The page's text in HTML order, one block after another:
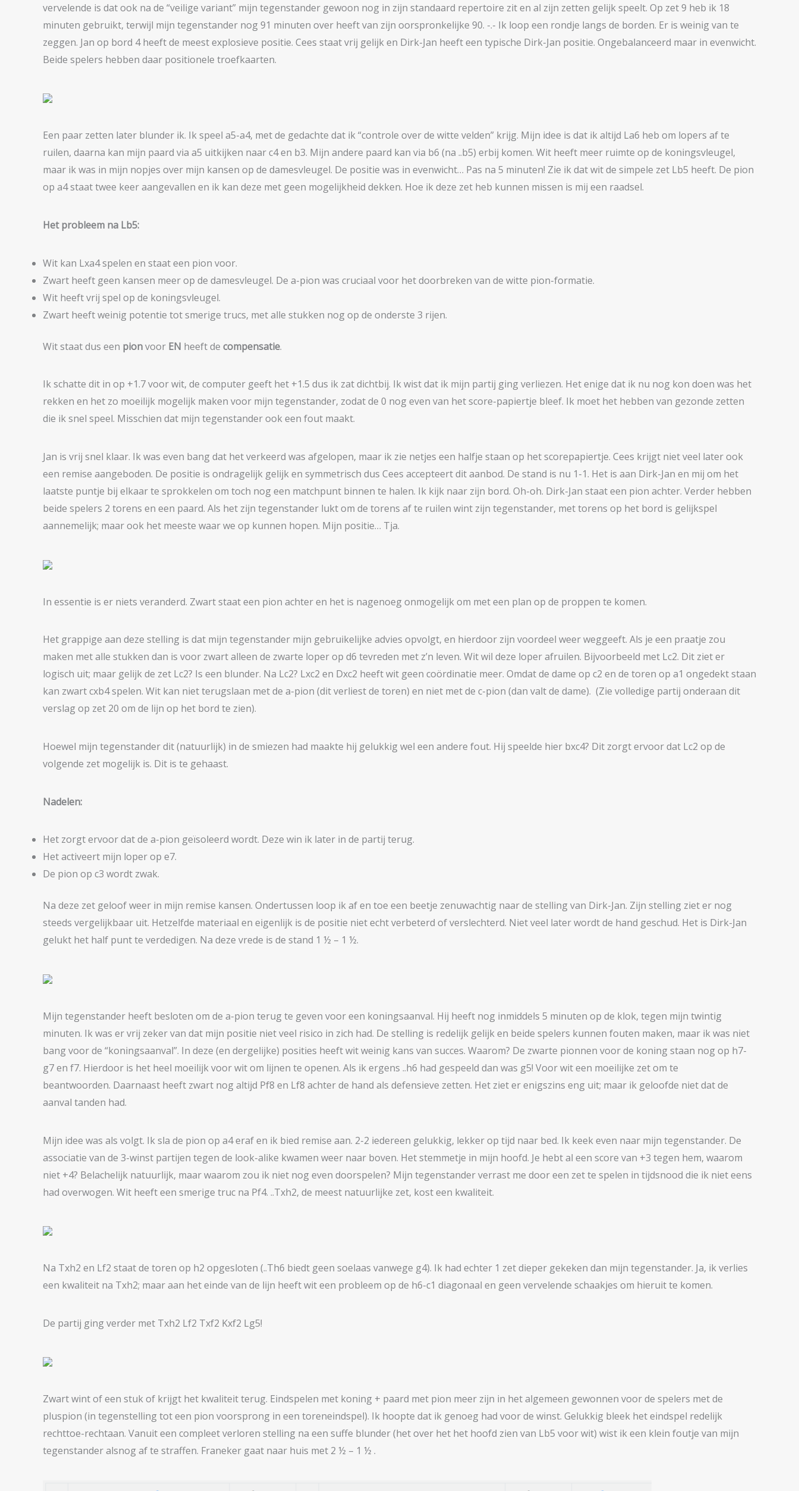
vervelende is dat ook na de “veilige variant” mijn tegenstander gewoon nog in zijn standaard repertoire zit en al zijn zetten gelijk speelt. Op zet 9 heb ik 18
minuten gebruikt, terwijl mijn tegenstander nog 91 minuten over heeft van zijn oorspronkelijke 90. -.- Ik loop een rondje langs de borden. Er is weinig van te
zeggen. Jan op bord 4 heeft de meest explosieve positie. Cees staat vrij gelijk en Dirk-Jan heeft een typische Dirk-Jan positie. Ongebalanceerd maar in evenwicht.
Beide spelers hebben daar positionele troefkaarten.
Een paar zetten later blunder ik. Ik speel a5-a4, met de gedachte dat ik “controle over de witte velden” krijg. Mijn idee is dat ik altijd La6 heb om lopers af te
ruilen, daarna kan mijn paard via a5 uitkijken naar c4 en b3. Mijn andere paard kan via b6 (na ..b5) erbij komen. Wit heeft meer ruimte op de koningsvleugel,
maar ik was in mijn nopjes over mijn kansen op de damesvleugel. De positie was in evenwicht… Pas na 5 minuten! Zie ik dat wit de simpele zet Lb5 heeft. De pion
op a4 staat twee keer aangevallen en ik kan deze met geen mogelijkheid dekken. Hoe ik deze zet heb kunnen missen is mij een raadsel.
Het probleem na Lb5:
Wit kan Lxa4 spelen en staat een pion voor.
Zwart heeft geen kansen meer op de damesvleugel. De a-pion was cruciaal voor het doorbreken van de witte pion-formatie.
Wit heeft vrij spel op de koningsvleugel.
Zwart heeft weinig potentie tot smerige trucs, met alle stukken nog op de onderste 3 rijen.
Wit staat dus een pionvoor EN heeft de compensatie.
Ik schatte dit in op +1.7 voor wit, de computer geeft het +1.5 dus ik zat dichtbij. Ik wist dat ik mijn partij ging verliezen. Het enige dat ik nu nog kon doen was het
rekken en het zo moeilijk mogelijk maken voor mijn tegenstander, zodat de 0 nog even van het score-papiertje bleef. Ik moet het hebben van gezonde zetten
die ik snel speel. Misschien dat mijn tegenstander ook een fout maakt.
Jan is vrij snel klaar. Ik was even bang dat het verkeerd was afgelopen, maar ik zie netjes een halfje staan op het scorepapiertje. Cees krijgt niet veel later ook
een remise aangeboden. De positie is ondragelijk gelijk en symmetrisch dus Cees accepteert dit aanbod. De stand is nu 1-1. Het is aan Dirk-Jan en mij om het
laatste puntje bij elkaar te sprokkelen om toch nog een matchpunt binnen te halen. Ik kijk naar zijn bord. Oh-oh. Dirk-Jan staat een pion achter. Verder hebben
beide spelers 2 torens en een paard. Als het zijn tegenstander lukt om de torens af te ruilen wint zijn tegenstander, met torens op het bord is gelijkspel
aannemelijk; maar ook het meeste waar we op kunnen hopen. Mijn positie… Tja.
In essentie is er niets veranderd. Zwart staat een pion achter en het is nagenoeg onmogelijk om met een plan op de proppen te komen.
Het grappige aan deze stelling is dat mijn tegenstander mijn gebruikelijke advies opvolgt, en hierdoor zijn voordeel weer weggeeft. Als je een praatje zou
maken met alle stukken dan is voor zwart alleen de zwarte loper op d6 tevreden met z’n leven. Wit wil deze loper afruilen. Bijvoorbeeld met Lc2. Dit ziet er
logisch uit; maar gelijk de zet Lc2? Is een blunder. Na Lc2? Lxc2 en Dxc2 heeft wit geen coördinatie meer. Omdat de dame op c2 en de toren op a1 ongedekt staan
kan zwart cxb4 spelen. Wit kan niet terugslaan met de a-pion (dit verliest de toren) en niet met de c-pion (dan valt de dame). (Zie volledige partij onderaan dit
verslag op zet 20 om de lijn op het bord te zien).
Hoewel mijn tegenstander dit (natuurlijk) in de smiezen had maakte hij gelukkig wel een andere fout. Hij speelde hier bxc4? Dit zorgt ervoor dat Lc2 op de
volgende zet mogelijk is. Dit is te gehaast.
Nadelen:
Het zorgt ervoor dat de a-pion geïsoleerd wordt. Deze win ik later in de partij terug.
Het activeert mijn loper op e7.
De pion op c3 wordt zwak.
Na deze zet geloof weer in mijn remise kansen. Ondertussen loop ik af en toe een beetje zenuwachtig naar de stelling van Dirk-Jan. Zijn stelling ziet er nog
steeds vergelijkbaar uit. Hetzelfde materiaal en eigenlijk is de positie niet echt verbeterd of verslechterd. Niet veel later wordt de hand geschud. Het is Dirk-Jan
gelukt het half punt te verdedigen. Na deze vrede is de stand 1 ½ – 1 ½.
Mijn tegenstander heeft besloten om de a-pion terug te geven voor een koningsaanval. Hij heeft nog inmiddels 5 minuten op de klok, tegen mijn twintig
minuten. Ik was er vrij zeker van dat mijn positie niet veel risico in zich had. De stelling is redelijk gelijk en beide spelers kunnen fouten maken, maar ik was niet
bang voor de “koningsaanval”. In deze (en dergelijke) posities heeft wit weinig kans van succes. Waarom? De zwarte pionnen voor de koning staan nog op h7-
g7 en f7. Hierdoor is het heel moeilijk voor wit om lijnen te openen. Als ik ergens ..h6 had gespeeld dan was g5! Voor wit een moeilijke zet om te
beantwoorden. Daarnaast heeft zwart nog altijd Pf8 en Lf8 achter de hand als defensieve zetten. Het ziet er enigszins eng uit; maar ik geloofde niet dat de
aanval tanden had.
Mijn idee was als volgt. Ik sla de pion op a4 eraf en ik bied remise aan. 2-2 iedereen gelukkig, lekker op tijd naar bed. Ik keek even naar mijn tegenstander. De
associatie van de 3-winst partijen tegen de look-alike kwamen weer naar boven. Het stemmetje in mijn hoofd. Je hebt al een score van +3 tegen hem, waarom
niet +4? Belachelijk natuurlijk, maar waarom zou ik niet nog even doorspelen? Mijn tegenstander verrast me door een zet te spelen in tijdsnood die ik niet eens
had overwogen. Wit heeft een smerige truc na Pf4. ..Txh2, de meest natuurlijke zet, kost een kwaliteit.
Na Txh2 en Lf2 staat de toren op h2 opgesloten (..Th6 biedt geen soelaas vanwege g4). Ik had echter 1 zet dieper gekeken dan mijn tegenstander. Ja, ik verlies
een kwaliteit na Txh2; maar aan het einde van de lijn heeft wit een probleem op de h6-c1 diagonaal en geen vervelende schaakjes om hieruit te komen.
De partij ging verder met Txh2 Lf2 Txf2 Kxf2 Lg5!
Zwart wint of een stuk of krijgt het kwaliteit terug. Eindspelen met koning + paard met pion meer zijn in het algemeen gewonnen voor de spelers met de
pluspion (in tegenstelling tot een pion voorsprong in een toreneindspel). Ik hoopte dat ik genoeg had voor de winst. Gelukkig bleek het eindspel redelijk
rechttoe-rechtaan. Vanuit een compleet verloren stelling na een suffe blunder (het over het het hoofd zien van Lb5 voor wit) wist ik een klein foutje van mijn
tegenstander alsnog af te straffen. Franeker gaat naar huis met 2 ½ – 1 ½ .